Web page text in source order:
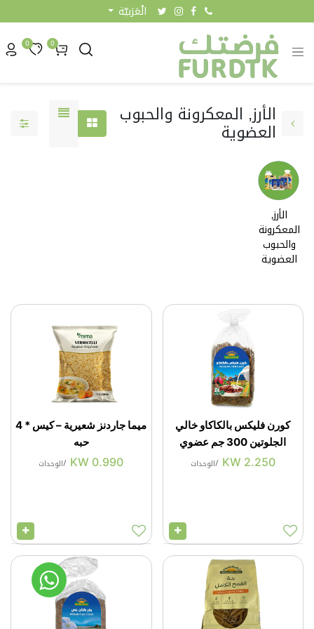
الْعَرَبيّة
0
0
الأرز, المعكرونة والحبوب
العضوية
الأرز,
المعكرونة
والحبوب
العضوية
كورن فليكس بالكاكاو خالي
الجلوتين 300 جم عضوي
2.250
/الوحدات
ميما جاردنز شعيرية – كيس * 4
حبه
0.990
/الوحدات